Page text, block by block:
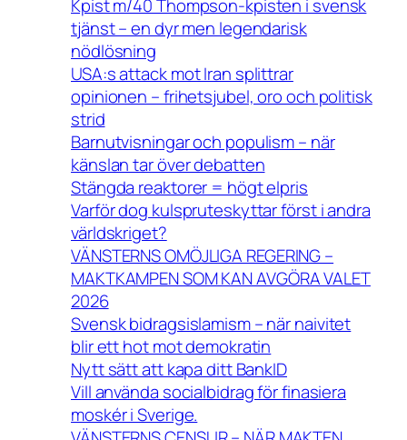
Kpist m/40 Thompson-kpisten i svensk
tjänst – en dyr men legendarisk
nödlösning
USA:s attack mot Iran splittrar
opinionen – frihetsjubel, oro och politisk
strid
Barnutvisningar och populism – när
känslan tar över debatten
Stängda reaktorer = högt elpris
Varför dog kulspruteskyttar först i andra
världskriget?
VÄNSTERNS OMÖJLIGA REGERING –
MAKTKAMPEN SOM KAN AVGÖRA VALET
2026
Svensk bidragsislamism – när naivitet
blir ett hot mot demokratin
Nytt sätt att kapa ditt BankID
Vill använda socialbidrag för finasiera
moskér i Sverige.